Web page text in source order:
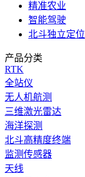
精准农业
智能驾驶
北斗独立定位
产品分类
RTK
全站仪
无人机航测
三维激光雷达
海洋探测
北斗高精度终端
监测传感器
天线